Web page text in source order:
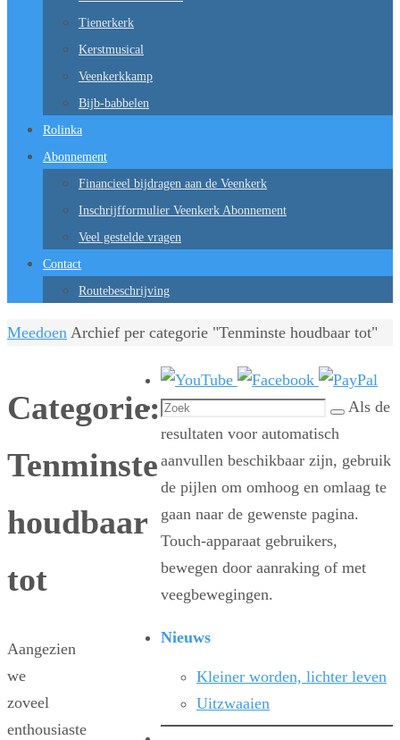
Tienerkerk
Kerstmusical
Veenkerkkamp
Bijb-babbelen
Rolinka
Abonnement
Financieel bijdragen aan de Veenkerk
Inschrijfformulier Veenkerk Abonnement
Veel gestelde vragen
Contact
Routebeschrijving
Home
Meedoen Archief per categorie "Tenminste houdbaar tot"
Categorie:
Tenminste
houdbaar
tot
Aangezien
we
zoveel
enthousiaste
Zoeken
naar:
Zoek
Als de
resultaten voor automatisch
aanvullen beschikbaar zijn, gebruik
de pijlen om omhoog en omlaag te
gaan naar de gewenste pagina.
Touch-apparaat gebruikers,
bewegen door aanraking of met
veegbewegingen.
Nieuws
Kleiner worden, lichter leven
Uitzwaaien